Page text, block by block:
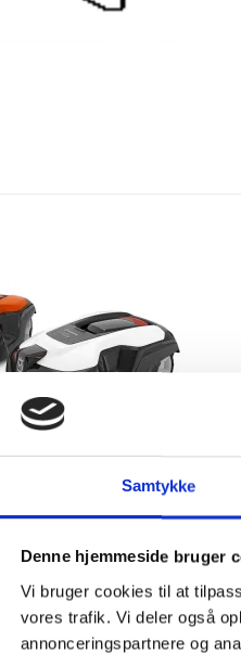
Samtykke
Denne hjemmeside bruger
Vi bruger cookies til at
vores trafik. Vi deler også
annonceringspartnere og